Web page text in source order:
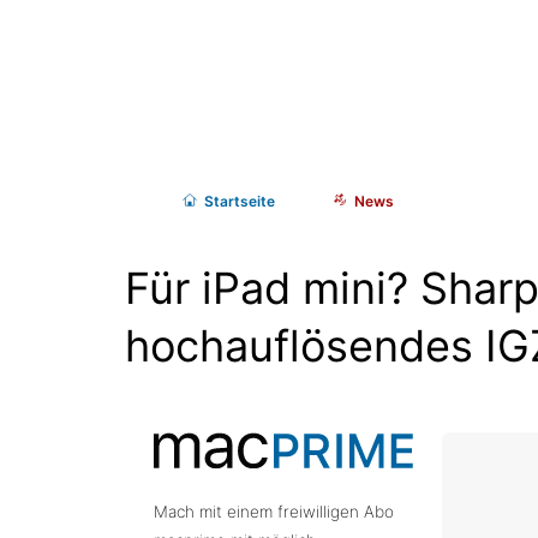
Startseite News
Für iPad mini?
hochauflösendes
Mach mit einem freiwilligen Abo